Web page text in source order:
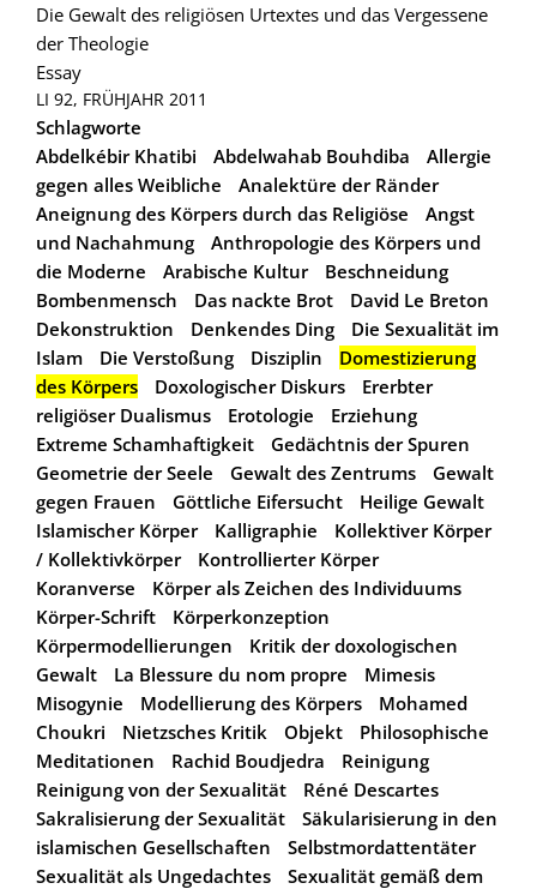
Die Gewalt des religiösen Urtextes und das Vergessene
der Theologie
Essay
LI 92, FRÜHJAHR 2011
Schlagworte
Abdelkébir Khatibi
Abdelwahab Bouhdiba
Allergie
gegen alles Weibliche
Analektüre der Ränder
Aneignung des Körpers durch das Religiöse
Angst
und Nachahmung
Anthropologie des Körpers und
die Moderne
Arabische Kultur
Beschneidung
Bombenmensch
Das nackte Brot
David Le Breton
Dekonstruktion
Denkendes Ding
Die Sexualität im
Islam
Die Verstoßung Disziplin
Domestizierung
des Körpers
Doxologischer Diskurs
Ererbter
religiöser Dualismus
Erotologie
Erziehung
Extreme Schamhaftigkeit
Gedächtnis der Spuren
Geometrie der Seele
Gewalt des Zentrums
Gewalt
gegen Frauen
Göttliche Eifersucht
Heilige Gewalt
Islamischer Körper
Kalligraphie
Kollektiver Körper
/ Kollektivkörper
Kontrollierter Körper
Koranverse
Körper als Zeichen des Individuums
Körper-Schrift
Körperkonzeption
Körpermodellierungen
Kritik der doxologischen
Gewalt
La Blessure du nom propre
Mimesis
Misogynie
Modellierung des Körpers
Mohamed
Choukri
Nietzsches Kritik Objekt
Philosophische
Meditationen
Rachid Boudjedra
Reinigung
Reinigung von der Sexualität
Réné Descartes
Sakralisierung der Sexualität
Säkularisierung in den
islamischen Gesellschaften
Selbstmordattentäter
Sexualität als Ungedachtes
Sexualität gemäß dem